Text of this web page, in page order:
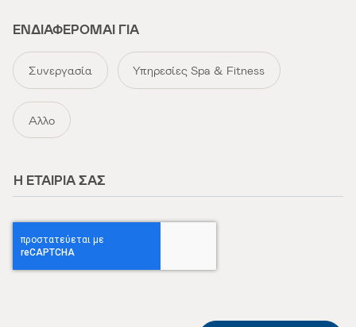
ΕΝΔΙΑΦΈΡΟΜΑΙ ΓΙΑ
Συνεργασία Υπηρεσίες Spa & Fitness
Άλλο
Η ΕΤΑΙΡΊΑ ΣΑΣ